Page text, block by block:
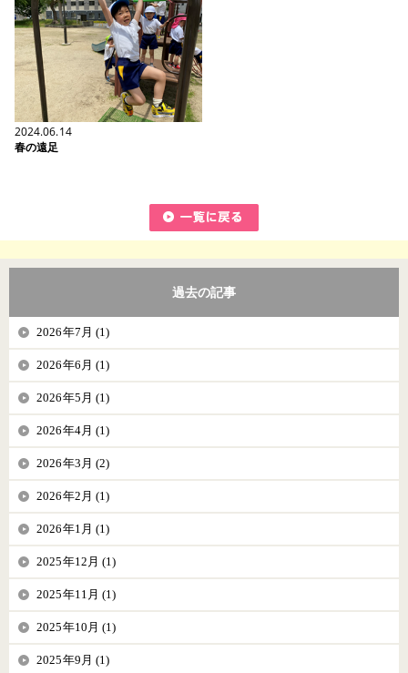
2024.06.14
春の遠足
過去の記事
2026年7月 (1)
2026年6月 (1)
2026年5月 (1)
2026年4月 (1)
2026年3月 (2)
2026年2月 (1)
2026年1月 (1)
2025年12月 (1)
2025年11月 (1)
2025年10月 (1)
2025年9月 (1)